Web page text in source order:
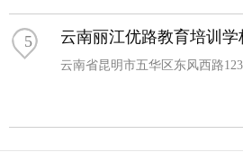
5 云南丽江优路教育培训学